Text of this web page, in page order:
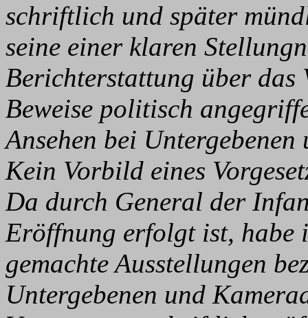
schriftlich und später
seine einer klaren
Berichterstattung über das
Beweise politisch
Ansehen bei
Kein Vorbild eines
Da durch General der
Eröffnung erfolgt ist, habe
gemachte Ausstellungen
Untergebenen und